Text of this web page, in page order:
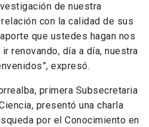
de nuestra
con la calidad de sus
que ustedes hagan nos
renovando, día a día, nuestra
expresó.
primera Subsecretaria
presentó una charla
por el Conocimiento en